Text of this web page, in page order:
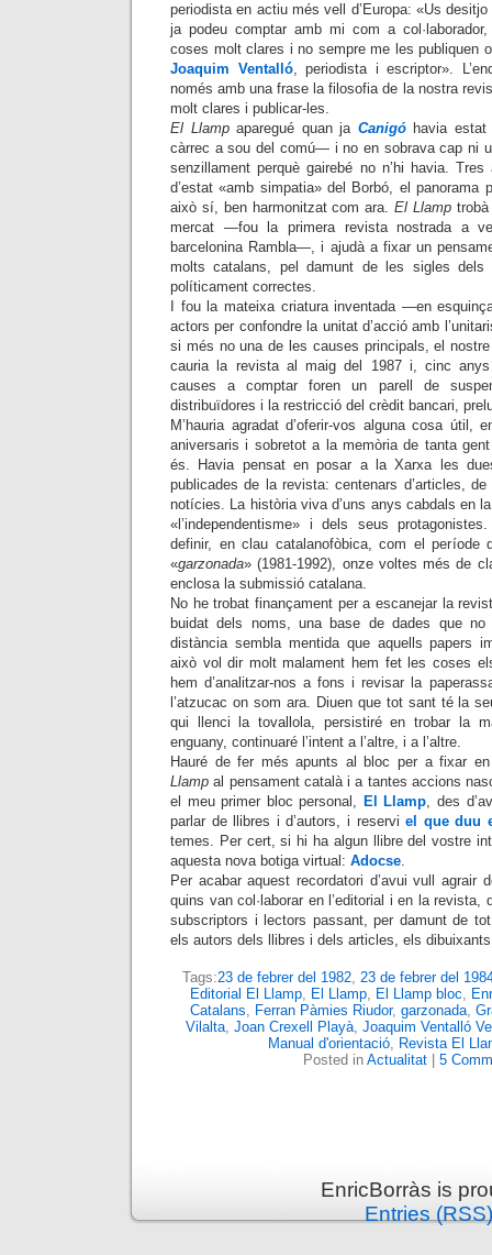
periodista en actiu més vell d’Europa: «Us
ja podeu comptar amb mi com a
coses molt clares i no sempre me les publiquen
Joaquim Ventalló, periodista i escriptor».
només amb una frase la filosofia de la nostra
molt clares i publicar-les.
El Llampaparegué quan ja Canigóhavia estat
càrrec a sou del comú— i no en sobrava cap ni
senzillament perquè gairebé no n’hi havia. Tres
d’estat «amb simpatia» del Borbó, el panorama
això sí, ben harmonitzat com ara.El Llamp
mercat —fou la primera revista nostrada a
barcelonina Rambla—, i ajudà a fixar un
molts catalans, pel damunt de les sigles
políticament correctes.
I fou la mateixa criatura inventada —en
actors per confondre la unitat d’acció amb
si més no una de les causes principals, el
cauria la revista al maig del 1987 i, cinc anys
causes a comptar foren un parell de
distribuïdores i la restricció del crèdit bancari,
M’hauria agradat d’oferir-vos alguna cosa útil,
aniversaris i sobretot a la memòria de tanta
és. Havia pensat en posar a la Xarxa les
publicades de la revista: centenars d’articles,
notícies. La història viva d’uns anys cabdals en
«l’independentisme» i dels seus
definir, en clau catalanofòbica, com el període
«garzonada» (1981-1992), onze voltes més de
enclosa la submissió catalana.
No he trobat finançament per a escanejar la
buidat dels noms, una base de dades que
distància sembla mentida que aquells papers
això vol dir molt malament hem fet les coses
hem d’analitzar-nos a fons i revisar la
l’atzucac on som ara. Diuen que tot sant té la
qui llenci la tovallola, persistiré en trobar la
enguany, continuaré l’intent a l’altre, i a l’altre.
Hauré de fer més apunts al bloc per a fixar en
Llamp al pensament català i a tantes accions
el meu primer bloc personal, El Llamp, des
parlar de llibres i d’autors, i reserviel que duu
temes. Per cert, si hi ha algun llibre del vostre
aquesta nova botiga virtual: Adocse.
Per acabar aquest recordatori d’avui vull
quins van col·laborar en l’editorial i en la
subscriptors i lectors passant, per damunt de
els autors dels llibres i dels articles, els
Tags:23 de febrer del 1982, 23 de febrer del
Editorial El Llamp, El Llamp, El Llamp bloc,
Catalans, Ferran Pàmies Riudor, garzonada,
Vilalta, Joan Crexell Playà, Joaquim Ventalló
Manual d'orientació, Revista El
Posted in Actualitat| 5
EnricBorràs is
Entries (RSS)